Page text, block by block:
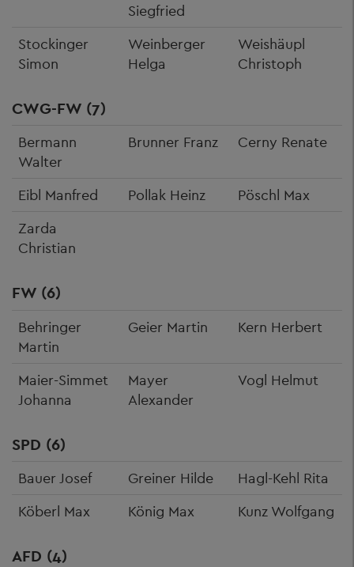
Siegfried
Stockinger
Simon
Weinberger
Helga
Weishäupl
Christoph
CWG-FW (7)
Bermann
Walter
Brunner Franz Cerny Renate
Eibl Manfred Pollak Heinz
Pöschl Max
Zarda
Christian
FW (6)
Behringer
Martin
Geier Martin Kern Herbert
Maier-Simmet
Johanna
Mayer
Alexander
Vogl Helmut
SPD (6)
Bauer Josef Greiner Hilde
Hagl-Kehl Rita
Köberl Max
König Max Kunz Wolfgang
AFD (4)